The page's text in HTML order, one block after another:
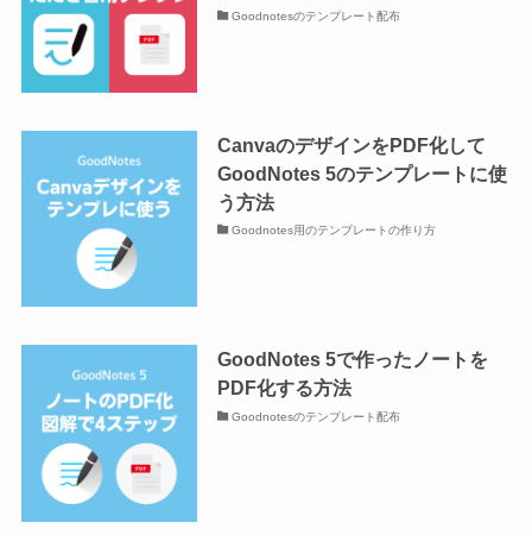
Goodnotesのテンプレート配布
CanvaのデザインをPDF化して
GoodNotes 5のテンプレートに使
う方法
Goodnotes用のテンプレートの作り方
GoodNotes 5で作ったノートを
PDF化する方法
Goodnotesのテンプレート配布